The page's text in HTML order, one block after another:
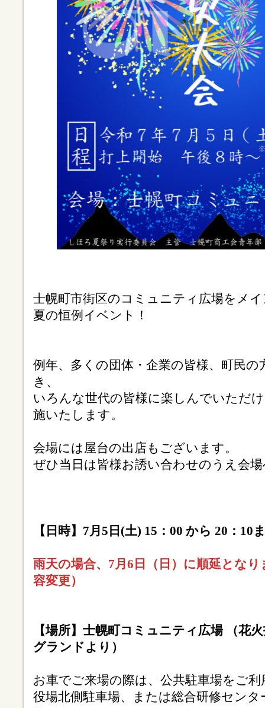
士幌町市街区のコミュニティ広場をメ
夏の恒例イベント！
例年、多くの団体・企業の皆様、町民
き、
いろんな世代の皆様に楽しんでいただ
施いたします。
会場には屋台の出店もございます。
ぜひ当日は皆様お誘い合わせのうえ会
【日時】7月5日(土) 15：00 から 20：10
雨天の場合、7月6日（日）に順延とな
容変更）
【場所】士幌町コミュニティ広場 （花
グランドより）
お車でご来場の際は、公共駐車場をご
役場北側駐車場、または総合研修セン